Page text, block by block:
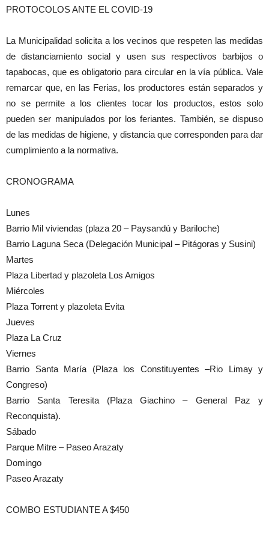
PROTOCOLOS ANTE EL COVID-19
La Municipalidad solicita a los vecinos que respeten las medidas
de distanciamiento social y usen sus respectivos barbijos o
tapabocas, que es obligatorio para circular en la vía pública. Vale
remarcar que, en las Ferias, los productores están separados y
no se permite a los clientes tocar los productos, estos solo
pueden ser manipulados por los feriantes. También, se dispuso
de las medidas de higiene, y distancia que corresponden para dar
cumplimiento a la normativa.
CRONOGRAMA
Lunes
Barrio Mil viviendas (plaza 20 – Paysandú y Bariloche)
Barrio Laguna Seca (Delegación Municipal – Pitágoras y Susini)
Martes
Plaza Libertad y plazoleta Los Amigos
Miércoles
Plaza Torrent y plazoleta Evita
Jueves
Plaza La Cruz
Viernes
Barrio Santa María (Plaza los Constituyentes –Rio Limay y
Congreso)
Barrio Santa Teresita (Plaza Giachino – General Paz y
Reconquista).
Sábado
Parque Mitre – Paseo Arazaty
Domingo
Paseo Arazaty
COMBO ESTUDIANTE A $450